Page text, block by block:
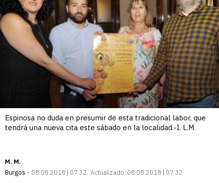
Espinosa no duda en presumir de esta tradicional labor, que
tendrá una nueva cita este sábado en la localidad.-I. L.M.
M. M.
Burgos
08.08.2018 | 07:32 Actualizado: 08.08.2018 | 07:32